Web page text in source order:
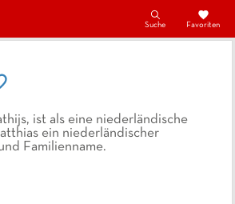
Suche Favoriten
ist als eine niederländische
ein niederländischer
Familienname.